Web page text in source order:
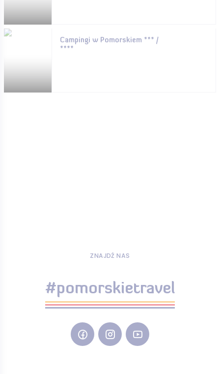
Campingi w Pomorskiem *** /
****
ZNAJDŹ NAS
#pomorskietravel